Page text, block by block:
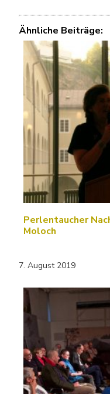
Ähnliche Beiträge:
Perlentaucher
Moloch
7. August 2019